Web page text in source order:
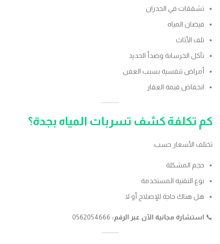
تشققات في الجدران
فيضان المياه
تلف الأثاث
تآكل الخرسانة وصدأ الحديد
أمراض تنفسية بسبب العفن
انخفاض قيمة العقار
كم تكلفة كشف تسربات المياه بجدة؟
تختلف الأسعار حسب:
حجم المشكلة
نوع التقنية المستخدمة
هل هناك حاجة للإصلاح أو لا
📞 استشارة مجانية الآن عبر الرقم: